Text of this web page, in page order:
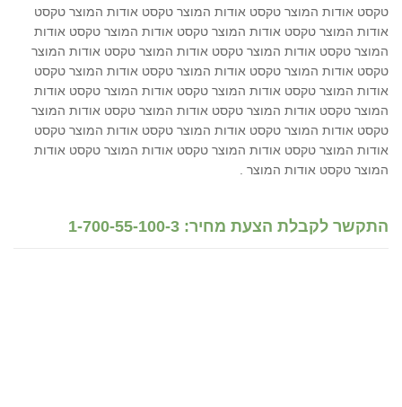
טקסט אודות המוצר טקסט אודות המוצר טקסט אודות המוצר טקסט
אודות המוצר טקסט אודות המוצר טקסט אודות המוצר טקסט אודות
המוצר טקסט אודות המוצר טקסט אודות המוצר טקסט אודות המוצר
טקסט אודות המוצר טקסט אודות המוצר טקסט אודות המוצר טקסט
אודות המוצר טקסט אודות המוצר טקסט אודות המוצר טקסט אודות
המוצר טקסט אודות המוצר טקסט אודות המוצר טקסט אודות המוצר
טקסט אודות המוצר טקסט אודות המוצר טקסט אודות המוצר טקסט
אודות המוצר טקסט אודות המוצר טקסט אודות המוצר טקסט אודות
המוצר טקסט אודות המוצר .
התקשר לקבלת הצעת מחיר: 1-700-55-100-3